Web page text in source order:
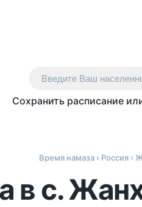
Введите Ваш
Сохранить расписание
Время намаза› Россия›
в с.